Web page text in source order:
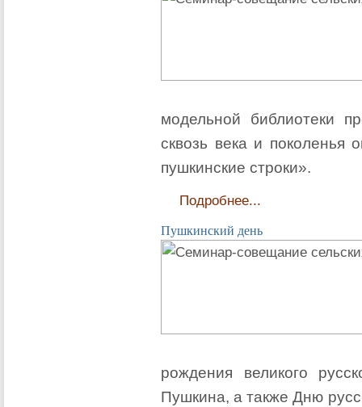
модельной библиотеки
сквозь века и поколенья
пушкинские строки».
Подробнее...
Пушкинский день
рождения великого
Пушкина, а также Дню